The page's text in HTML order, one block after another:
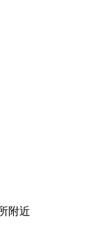
附近